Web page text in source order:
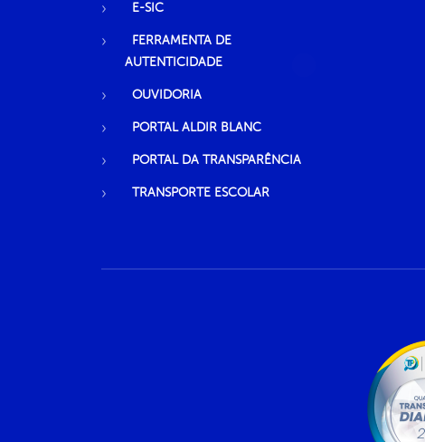
E-SIC
FERRAMENTA DE
AUTENTICIDADE
OUVIDORIA
PORTAL ALDIR BLANC
PORTAL DA TRANSPARÊNCIA
TRANSPORTE ESCOLAR